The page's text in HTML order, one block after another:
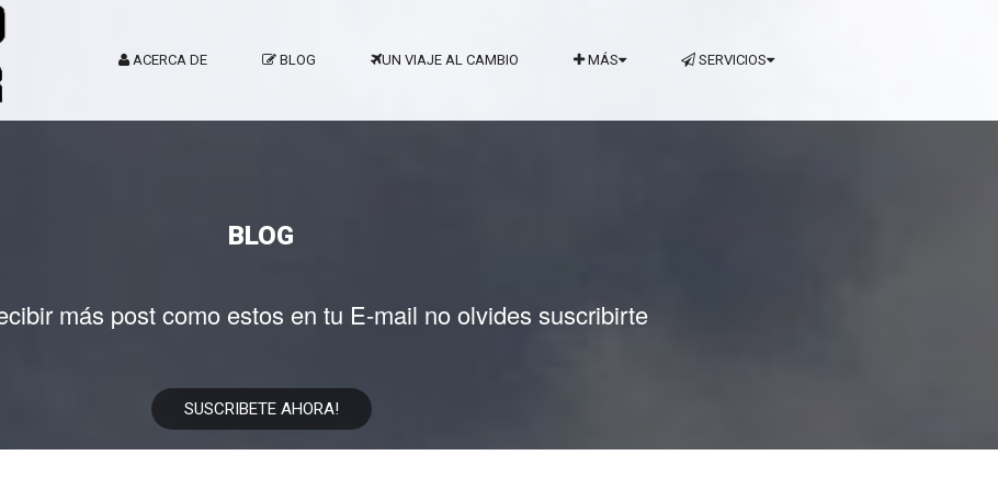
ACERCA DE BLOG UN VIAJE AL CAMBIO MÁS SERVICIOS
BLOG
más post como estos en tu E-mail no olvides suscribirte
SUSCRIBETE AHORA!